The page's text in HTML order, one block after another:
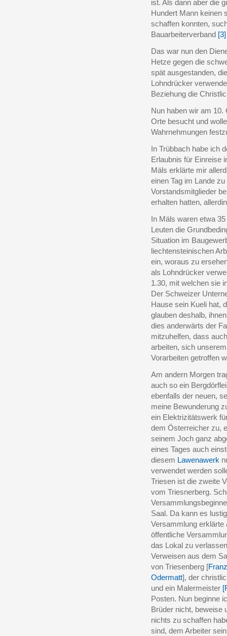
ist. Als dann aber die
Hundert Mann keinen
schaffen konnten,
Bauarbeiterverband [3]
Das war nun den
Hetze gegen die
spät ausgestanden,
Lohndrücker
Beziehung die
Nun haben wir am 10.
Orte besucht und
Wahrnehmungen
In Trübbach habe ich
Erlaubnis für Einreise
Mäls erklärte mir
einen Tag im Lande
Vorstandsmitglieder
erhalten hatten,
In Mäls waren etwa
Leuten die
Situation im
liechtensteinischen
ein, woraus zu
als Lohndrücker
1.30, mit welchen sie
Der Schweizer
Hause sein Kueli hat,
glauben deshalb,
dies anderwärts der
mitzuhelfen, dass
arbeiten, sich
Vorarbeiten getroffen
Am andern Morgen
auch so ein
ebenfalls der neuen,
meine Bewunderung
ein Elektrizitätswerk
dem Österreicher zu,
seinem Joch ganz
eines Tages auch
diesem Lawenawerk
verwendet werden
Triesen ist die zweite
vom Triesnerberg.
Saal. Da kann es
Versammlung erklärte
öffentliche
das Lokal zu
Verweisen aus dem
von Triesenberg [
Odermatt], der
und ein Malermeister
Posten. Nun beginne
Brüder nicht, beweise
nichts zu schaffen
sind, dem Arbeiter